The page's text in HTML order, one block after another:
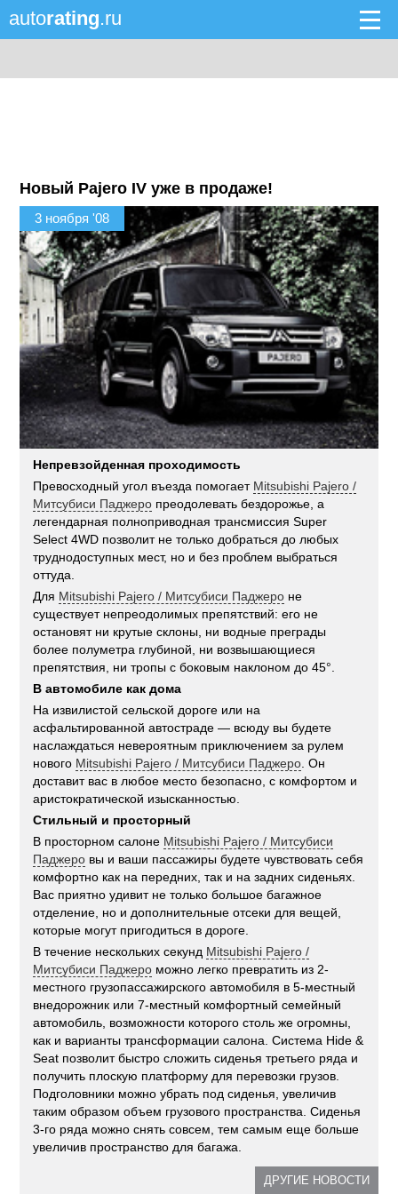
autorating.ru
Новый Pajero IV уже в продаже!
3 ноября '08
Непревзойденная проходимость
Превосходный угол въезда помогает Mitsubishi Pajero /
Митсубиси Паджеро преодолевать бездорожье, а
легендарная полноприводная трансмиссия Super
Select 4WD позволит не только добраться до любых
труднодоступных мест, но и без проблем выбраться
оттуда.
Для Mitsubishi Pajero / Митсубиси Паджеро не
существует непреодолимых препятствий: его не
остановят ни крутые склоны, ни водные преграды
более полуметра глубиной, ни возвышающиеся
препятствия, ни тропы с боковым наклоном до 45°.
В автомобиле как дома
На извилистой сельской дороге или на
асфальтированной автостраде — всюду вы будете
наслаждаться невероятным приключением за рулем
нового Mitsubishi Pajero / Митсубиси Паджеро . Он
доставит вас в любое место безопасно, с комфортом и
аристократической изысканностью.
Стильный и просторный
В просторном салоне Mitsubishi Pajero / Митсубиси
Паджеро вы и ваши пассажиры будете чувствовать себя
комфортно как на передних, так и на задних сиденьях.
Вас приятно удивит не только большое багажное
отделение, но и дополнительные отсеки для вещей,
которые могут пригодиться в дороге.
В течение нескольких секунд Mitsubishi Pajero /
Митсубиси Паджеро можно легко превратить из 2-
местного грузопассажирского автомобиля в 5-местный
внедорожник или 7-местный комфортный семейный
автомобиль, возможности которого столь же огромны,
как и варианты трансформации салона. Система Hide &
Seat позволит быстро сложить сиденья третьего ряда и
получить плоскую платформу для перевозки грузов.
Подголовники можно убрать под сиденья, увеличив
таким образом объем грузового пространства. Сиденья
3-го ряда можно снять совсем, тем самым еще больше
увеличив пространство для багажа.
ДРУГИЕ НОВОСТИ